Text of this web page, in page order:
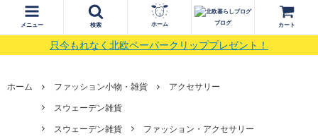
只今もれなく北欧ペーパークリッププレゼント！
メニュー 検索 ホーム ブログ カート
ホーム ファッション小物・雑貨
アクセサリー
スウェーデン雑貨
スウェーデン雑貨
ファッション・アクセサリー